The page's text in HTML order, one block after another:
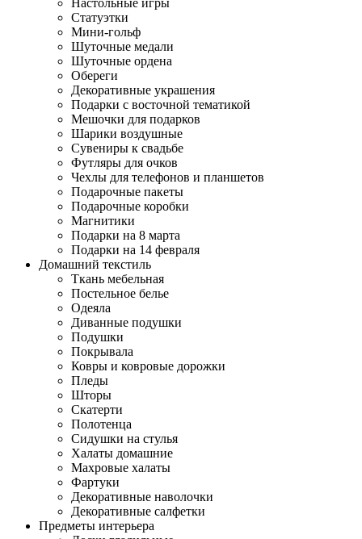
Настольные игры
Статуэтки
Мини-гольф
Шуточные медали
Шуточные ордена
Обереги
Декоративные украшения
Подарки с восточной тематикой
Мешочки для подарков
Шарики воздушные
Сувениры к свадьбе
Футляры для очков
Чехлы для телефонов и планшетов
Подарочные пакеты
Подарочные коробки
Магнитики
Подарки на 8 марта
Подарки на 14 февраля
Домашний текстиль
Ткань мебельная
Постельное белье
Одеяла
Диванные подушки
Подушки
Покрывала
Ковры и ковровые дорожки
Пледы
Шторы
Скатерти
Полотенца
Сидушки на стулья
Халаты домашние
Махровые халаты
Фартуки
Декоративные наволочки
Декоративные салфетки
Предметы интерьера